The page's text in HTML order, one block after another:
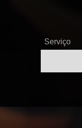
Serviço